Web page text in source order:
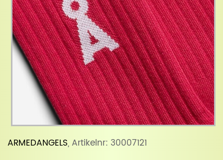
ARMEDANGELS, Artikelnr: 30007121